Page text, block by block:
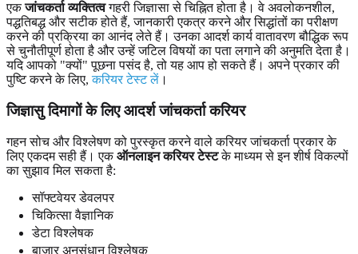
एकजांचकर्ता व्यक्तित्वगहरी जिज्ञासा से चिह्नित होता है। वे अवलोकनशील,
पद्धतिबद्ध और सटीक होते हैं, जानकारी एकत्र करने और सिद्धांतों का परीक्षण
करने की प्रक्रिया का आनंद लेते हैं। उनका आदर्श कार्य वातावरण बौद्धिक रूप
से चुनौतीपूर्ण होता है और उन्हें जटिल विषयों का पता लगाने की अनुमति देता है।
यदि आपको "क्यों" पूछना पसंद है, तो यह आप हो सकते हैं। अपने प्रकार की
पुष्टि करने के लिए,करियर टेस्ट लें ।
जिज्ञासु दिमागोंके लिए आदर्श जांचकर्ता करियर
गहन सोच और विश्लेषण को पुरस्कृत करने वाले करियर जांचकर्ता प्रकार के
लिए एकदम सही हैं। एकऑनलाइन करियर टेस्टके माध्यम से इन शीर्ष विकल्पों
का सुझाव मिल सकता है:
सॉफ्टवेयर डेवलपर
चिकित्सा वैज्ञानिक
डेटा विश्लेषक
बाजार अनुसंधान विश्लेषक